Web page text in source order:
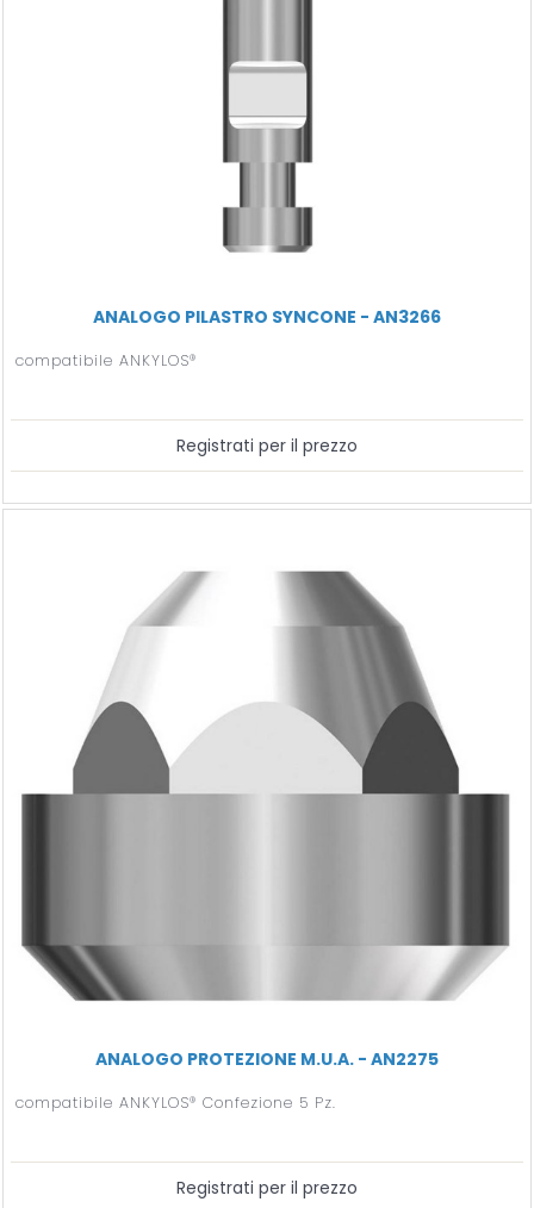
ANALOGO PILASTRO SYNCONE - AN3266
compatibile ANKYLOS®
Registrati per il prezzo
ANALOGO PROTEZIONE M.U.A. - AN2275
compatibile ANKYLOS® Confezione 5 Pz.
Registrati per il prezzo